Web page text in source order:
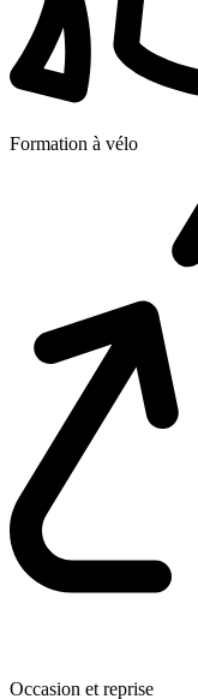
Formation à vélo
Occasion et reprise